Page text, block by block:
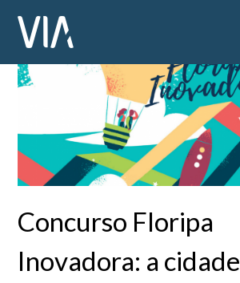
Concurso Floripa
Inovadora: a cidade